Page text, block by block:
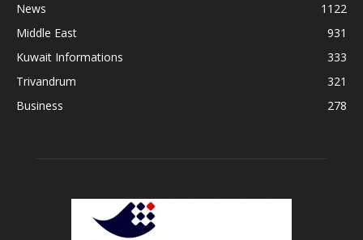
News
1122
Middle East
931
Kuwait Informations
333
Trivandrum
321
Business
278